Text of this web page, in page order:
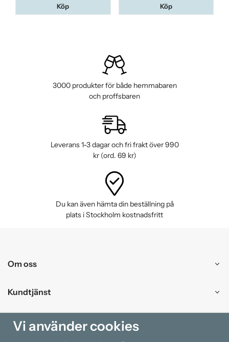
Köp Köp
3000 produkter för både hemmabaren
och proffsbaren
Leverans 1-3 dagar och fri frakt över 990
kr (ord. 69 kr)
Du kan även hämta din beställning på
plats i Stockholm kostnadsfritt
Om oss
Kundtjänst
Handla
Vi använder cookies